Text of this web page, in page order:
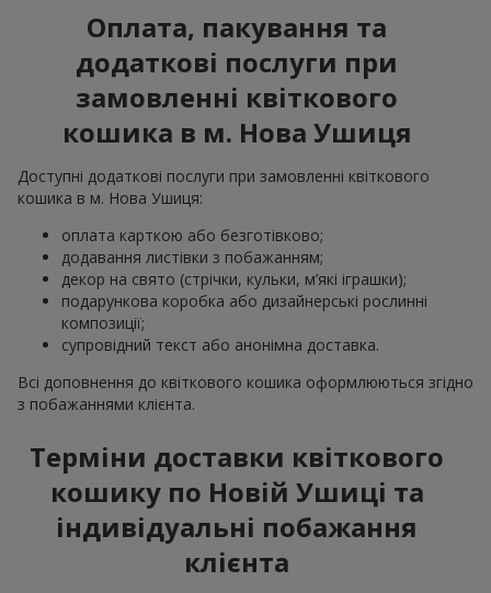
Оплата, пакування та
додаткові послуги при
замовленні квіткового
кошика в м. Нова Ушиця
Доступні додаткові послуги при замовленні квіткового
кошика в м. Нова Ушиця:
оплата карткою або безготівково;
додавання листівки з побажанням;
декор на свято (стрічки, кульки, м’які іграшки);
подарункова коробка або дизайнерські рослинні
композиції;
супровідний текст або анонімна доставка.
Всі доповнення до квіткового кошика оформлюються згідно
з побажаннями клієнта.
Терміни доставки квіткового
кошику по Новій Ушиці та
індивідуальні побажання
клієнта